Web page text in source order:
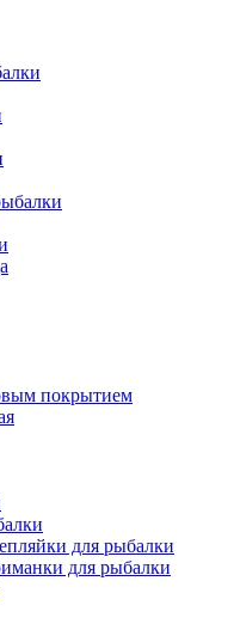
покрытием
для рыбалки
для рыбалки